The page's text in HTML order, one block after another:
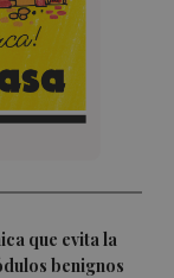
que evita la
benignos